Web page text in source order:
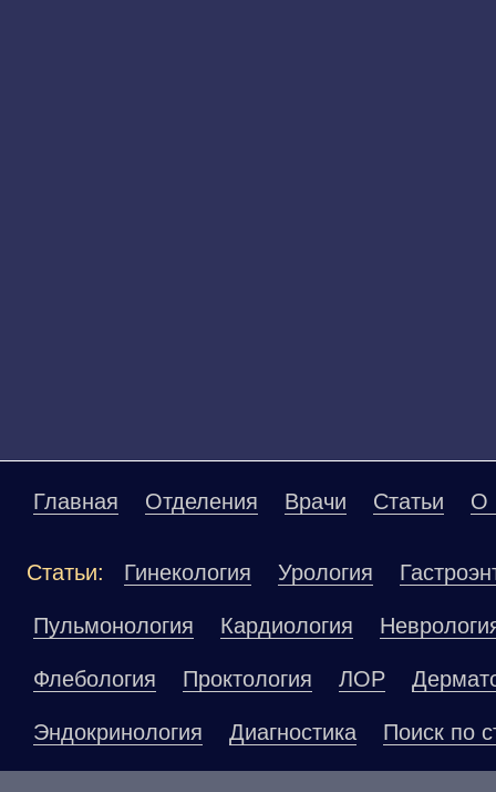
Главная Отделения Врачи Статьи О
Статьи: Гинекология Урология
Пульмонология Кардиология
Флебология Проктология ЛОР
Эндокринология Диагностика Поиск по